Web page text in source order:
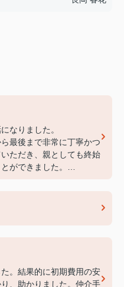
なりました。
最後まで非常に丁寧かつ
ただき、親としても終始
ができました。
させていただきたいと思
ございました！
。結果的に初期費用の安
、助かりました。仲介手